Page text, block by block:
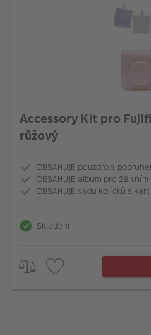
Accessory Kit pro
růžový
OBSAHUJE pouzdro s
OBSAHUJE album pro 28
OBSAHUJE sadu kolíčků s
Skladem